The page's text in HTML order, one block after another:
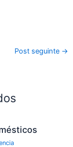
Post seguinte →